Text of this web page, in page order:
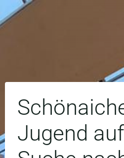
to
content
Jugend